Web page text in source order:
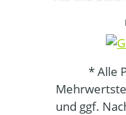
* Alle
und ggf.